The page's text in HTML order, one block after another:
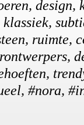
design,
ruimte,
#nora,